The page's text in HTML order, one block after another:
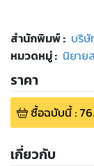
สำนักพิมพ์: บริษั
หมวดหมู่: นิยาย
ราคา
ซื้อฉบับนี้:
เกี่ยวกับ